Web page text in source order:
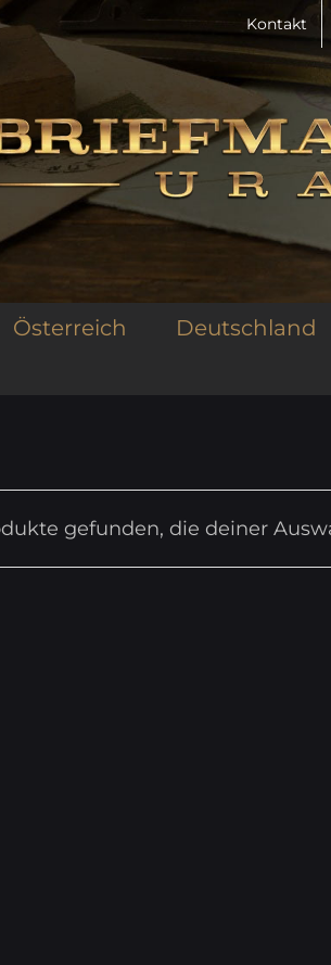
Kontakt
Österreich Deutschland
gefunden, die deiner